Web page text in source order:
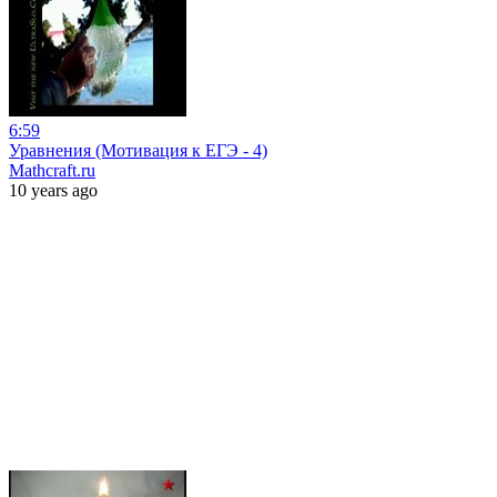
6:59
Уравнения (Мотивация к ЕГЭ - 4)
Mathcraft.ru
10 years ago